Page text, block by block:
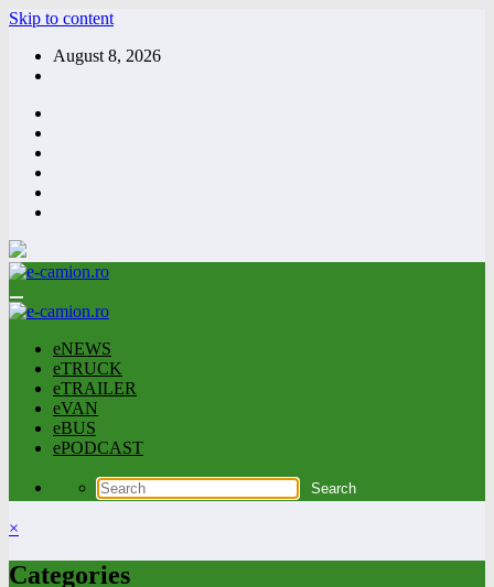
Skip to content
August 8, 2026
eNEWS
eTRUCK
eTRAILER
eVAN
eBUS
ePODCAST
×
Categories